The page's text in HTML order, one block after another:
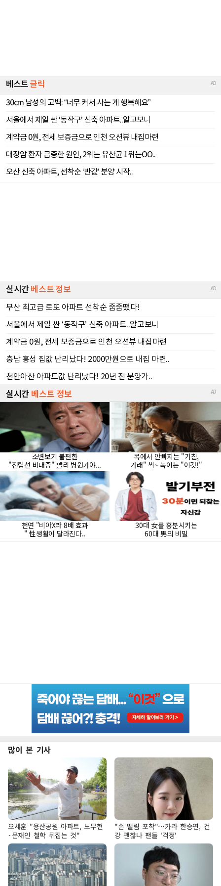
많이 본 기사
오세훈 "용산공원 아파트, 노무현
·문재인 철학 뒤집는 것"
"손 떨림 포착"…카라 한승연, 건
강 괜찮나 팬들 '걱정'